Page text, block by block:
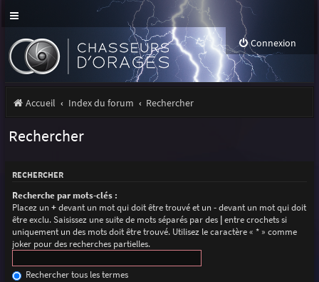
Connexion
Accueil Index du forum Rechercher
Rechercher
RECHERCHER
Recherche par mots-clés :
Placez un+devant un mot qui doit être trouvé et un-devant un mot qui doit
être exclu. Saisissez une suite de mots séparés par des |entre crochets si
uniquement un des mots doit être trouvé. Utilisez le caractère « * » comme
joker pour des recherches partielles.
Rechercher tous les termes